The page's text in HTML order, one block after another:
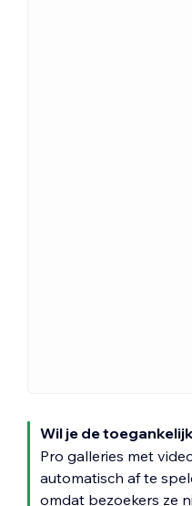
Wil je de
Pro galleries met
automatisch af te
omdat bezoekers ze